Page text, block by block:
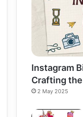
Instagram
Crafting
2 May 2025